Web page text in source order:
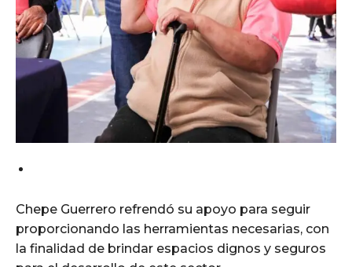
Chepe Guerrero refrendó su apoyo para seguir
proporcionando las herramientas necesarias, con
la finalidad de brindar espacios dignos y seguros